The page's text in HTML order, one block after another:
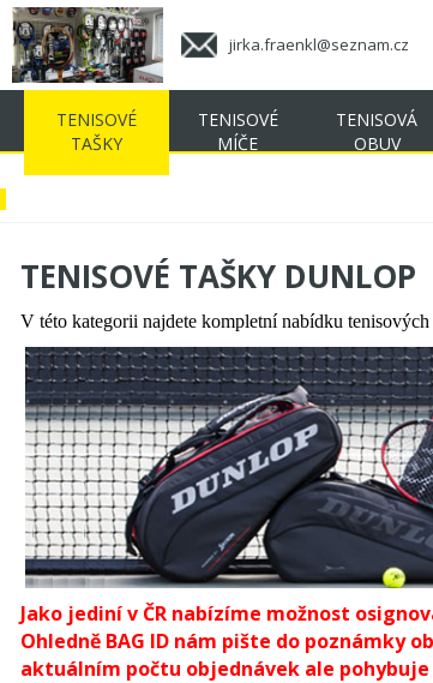
jirka.fraenkl@seznam.cz
TENISOVÉ
TAŠKY
TENISOVÉ
MÍČE
TENISOVÁ
OBUV
TENISOVÉ TAŠKY DUNLOP
V této kategorii najdete kompletní nabídku tenisových
Jako jediní v ČR nabízíme možnost
Ohledně BAG ID nám pište do
aktuálním počtu objednávek ale pohybuje